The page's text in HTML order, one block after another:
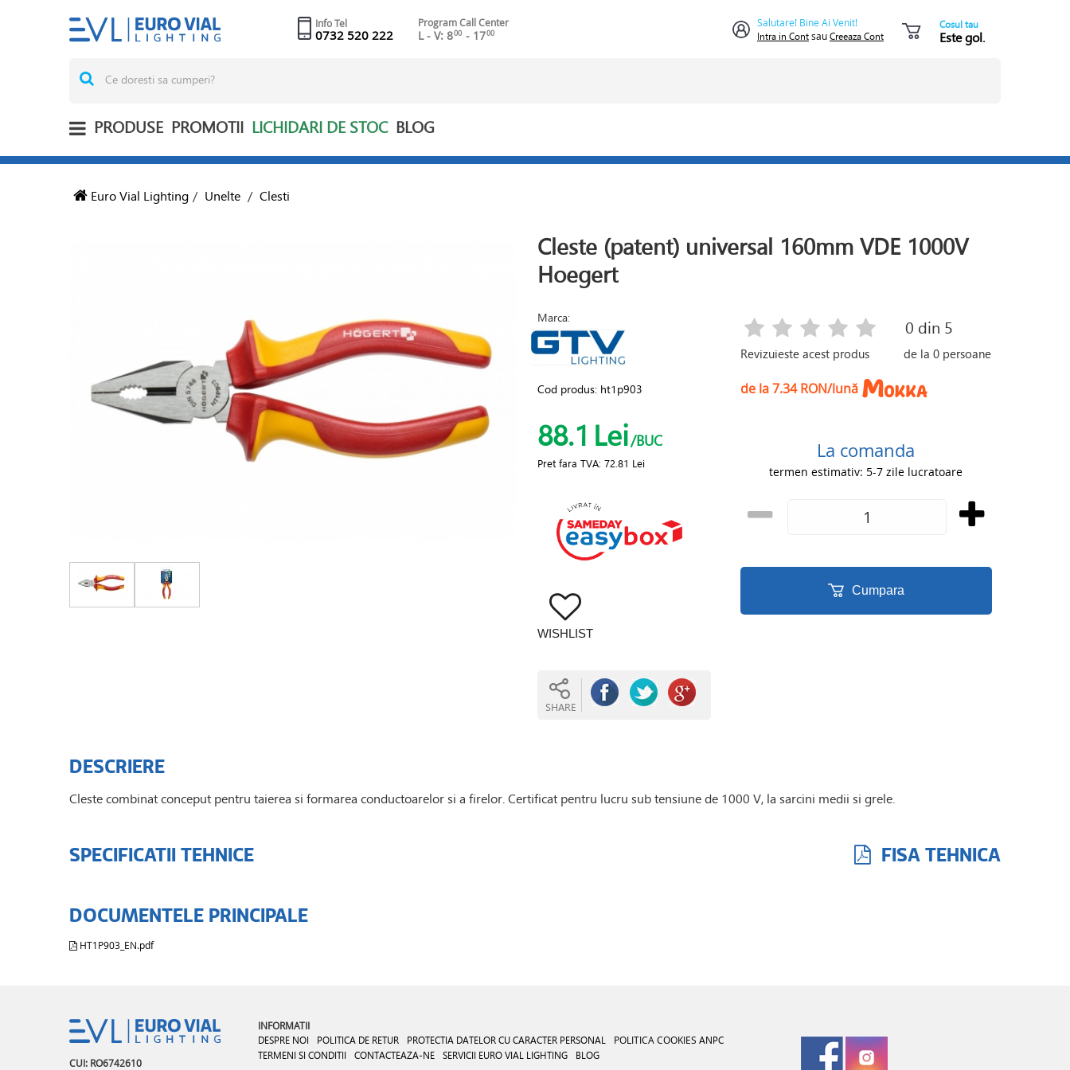
Info Tel
0732 520 222
Program Call Center
L - V: 800 - 1700
Salutare! Bine Ai Venit!
Intra in ContsauCreeaza Cont
Cosul tau
Este gol.
PRODUSE PROMOTII LICHIDARI DE STOC BLOG
Euro Vial Lighting / Unelte / Clesti
Cleste (patent) universal 160mm VDE 1000V
Hoegert
Marca:
Cod produs: ht1p903
88.1Lei/BUC
Pret fara TVA: 72.81 Lei
WISHLIST
SHARE
Revizuieste acest produs
0 din 5
de la0 persoane
de la 7.34 RON/lună
La comanda
termen estimativ: 5-7 zile lucratoare
Cumpara
DESCRIERE
Cleste combinat conceput pentru taierea si formarea conductoarelor si a firelor. Certificat pentru lucru sub tensiune de 1000 V, la sarcini medii si grele.
SPECIFICATII TEHNICE FISA TEHNICA
DOCUMENTELE PRINCIPALE
HT1P903_EN.pdf
CUI: RO6742610
INFORMATII
DESPRE NOI POLITICA DE RETUR PROTECTIA DATELOR CU CARACTER PERSONAL POLITICA COOKIES ANPC
TERMENI SI CONDITII
CONTACTEAZA-NE SERVICII EURO VIAL LIGHTING BLOG